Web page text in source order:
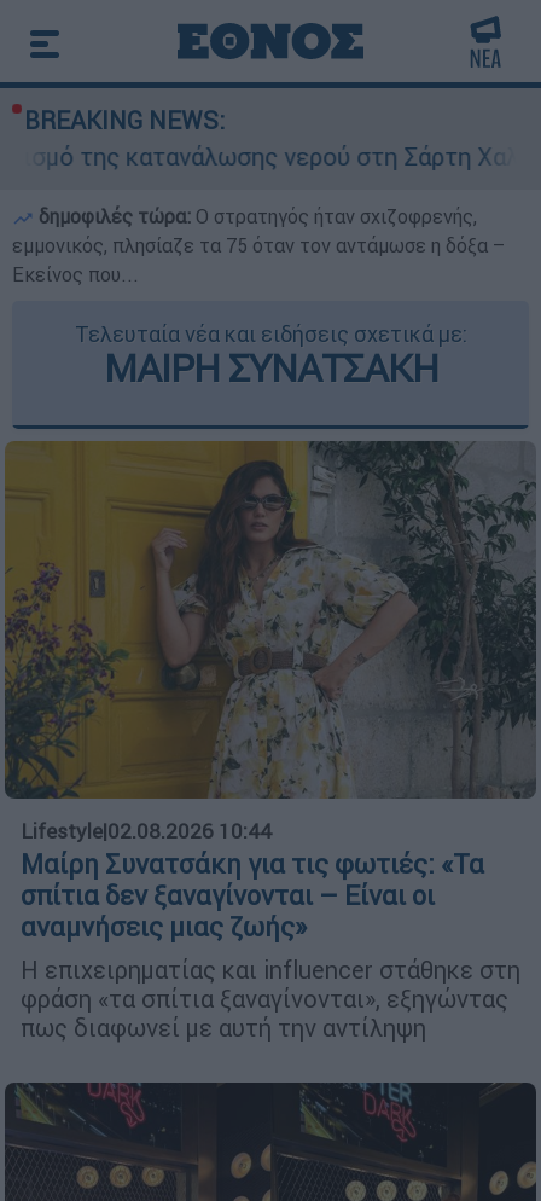
BREAKING NEWS:
νερού στη Σάρτη Χαλκιδικής -
δημοφιλές τώρα: O στρατηγός ήταν σχιζοφρενής,
εμμονικός, πλησίαζε τα 75 όταν τον αντάμωσε η δόξα –
Εκείνος που...
Τελευταία νέα και ειδήσεις σχετικά με:
ΜΑΙΡΗ ΣΥΝΑΤΣΑΚΗ
Lifestyle|02.08.2026 10:44
Μαίρη Συνατσάκη για τις φωτιές: «Τα
σπίτια δεν ξαναγίνονται – Είναι οι
αναμνήσεις μιας ζωής»
Η επιχειρηματίας και influencer στάθηκε στη
φράση «τα σπίτια ξαναγίνονται», εξηγώντας
πως διαφωνεί με αυτή την αντίληψη